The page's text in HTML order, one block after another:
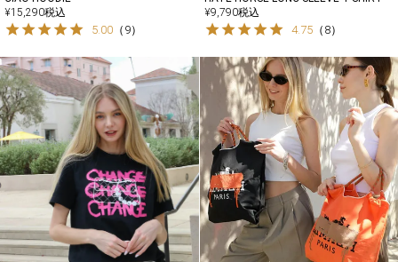
¥15,290税込
5.00 （ 9）
¥9,790税込
4.75（ 8）